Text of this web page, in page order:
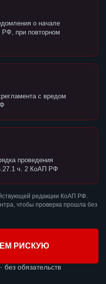
о начале
РФ, при повторном
с вредом
проведения
ч. 2 КоАП РФ
редакции КоАП РФ.
чтобы проверка прошла без
РИСКУЮ
без обязательств